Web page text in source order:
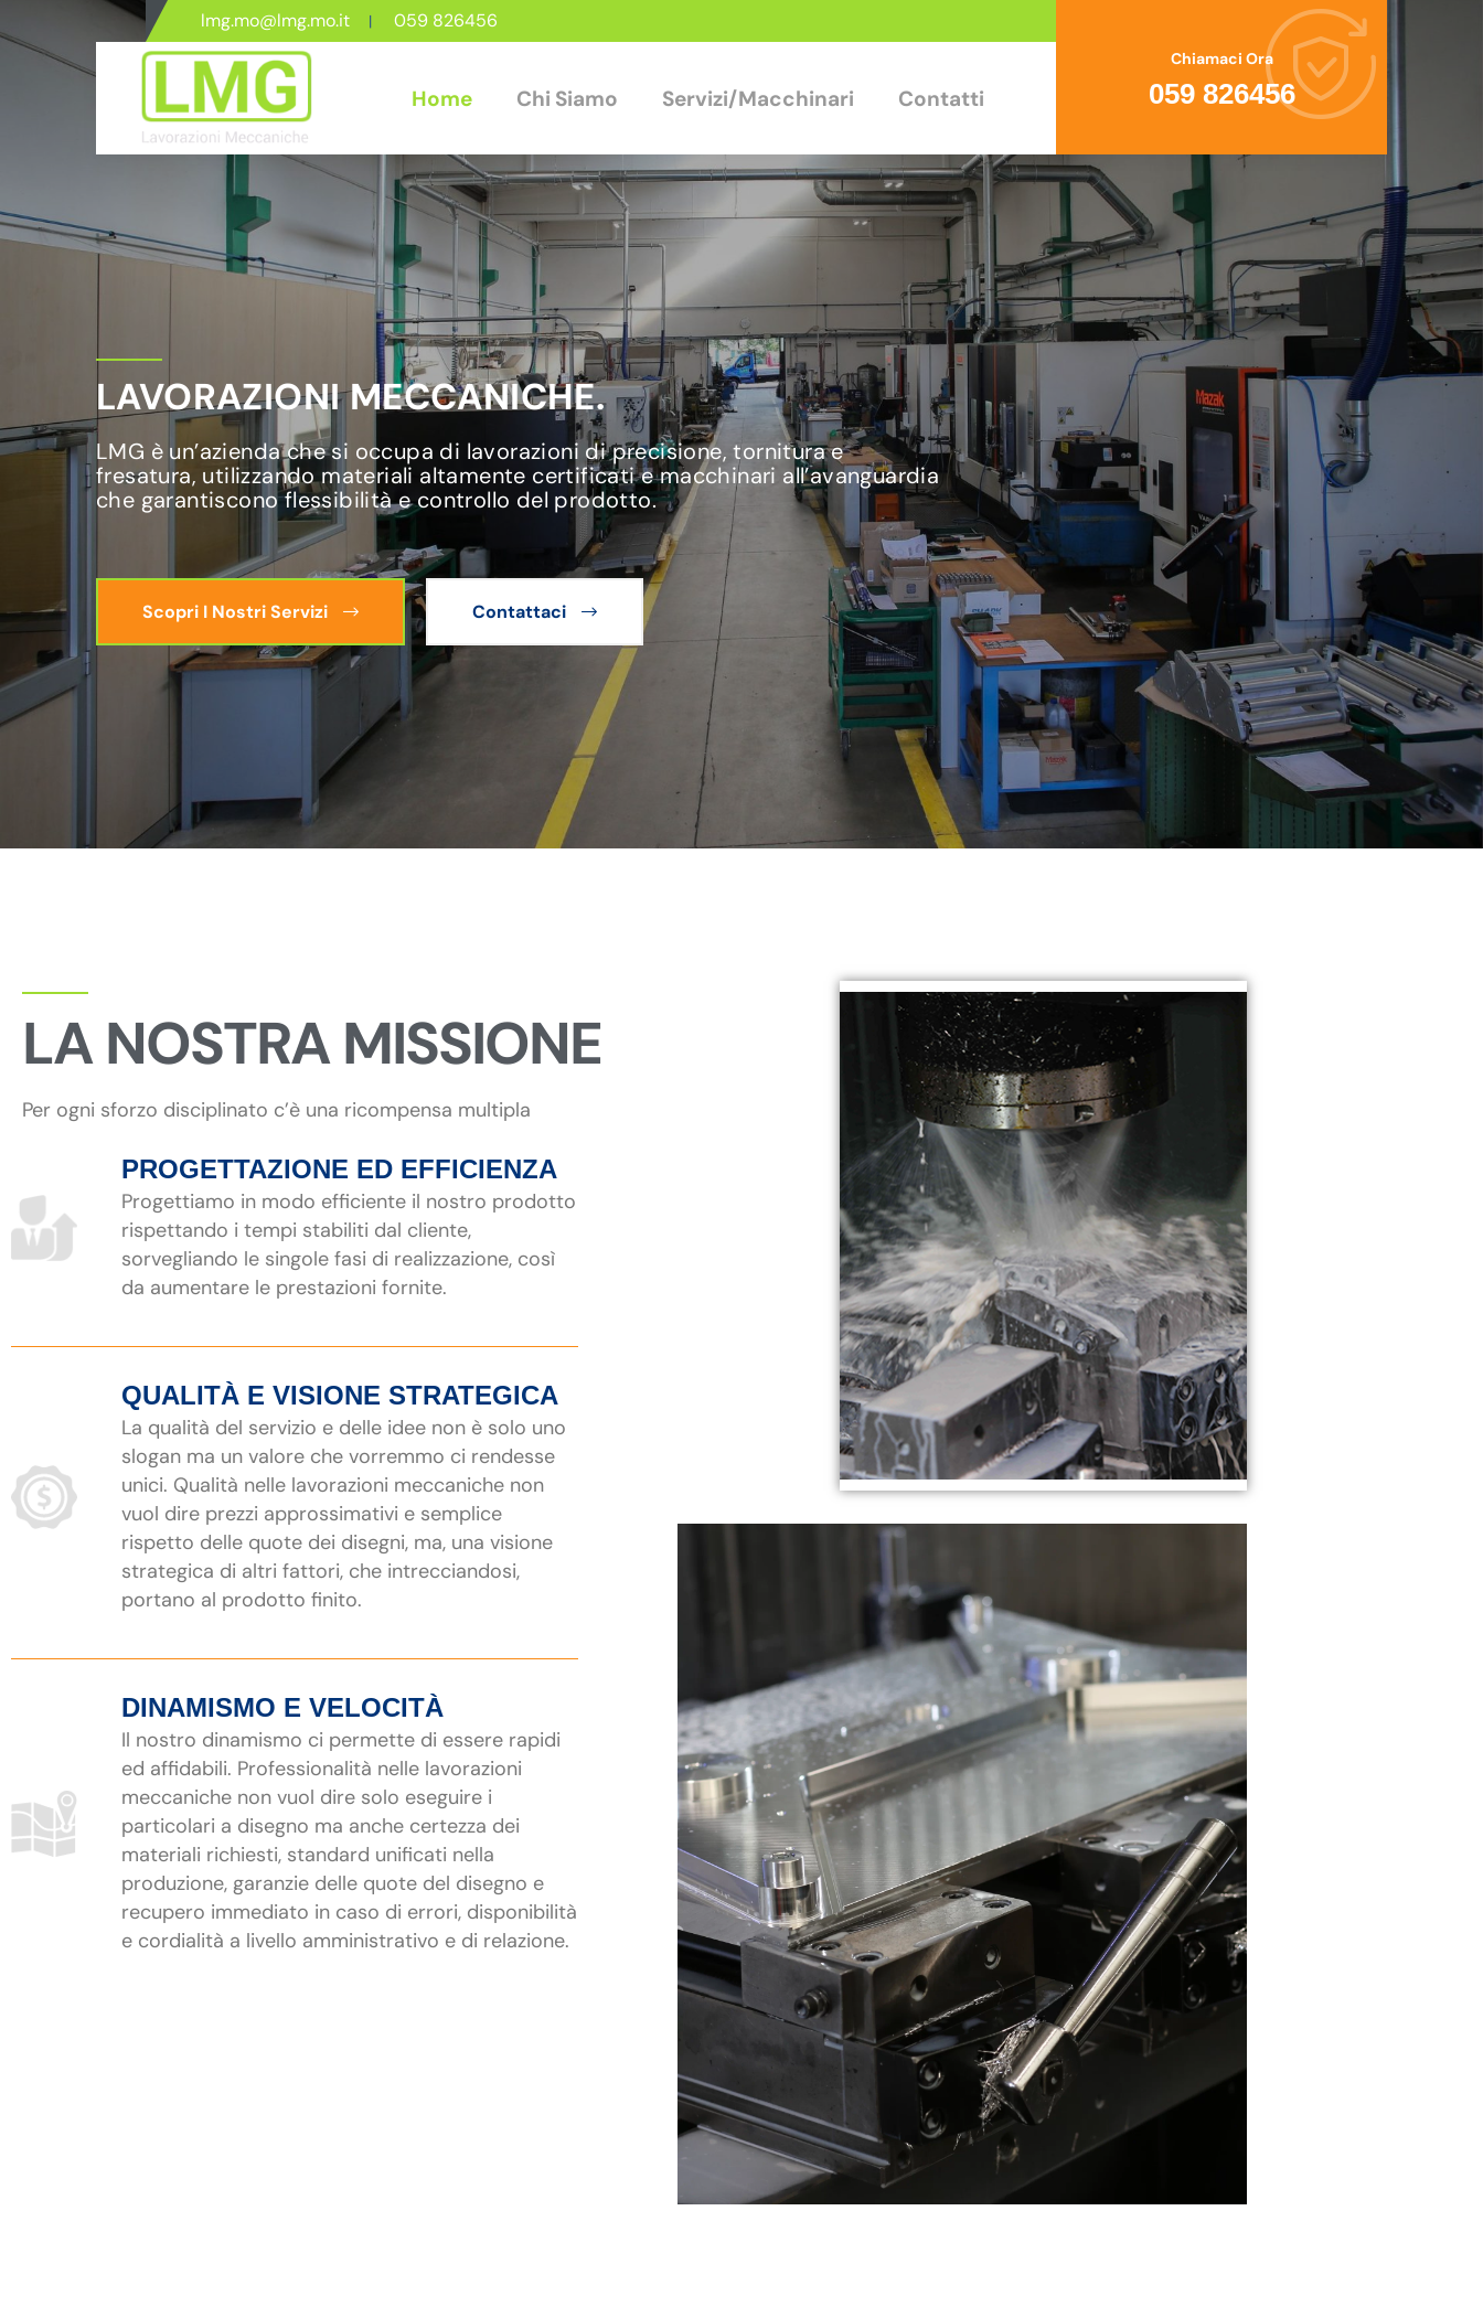
lmg.mo@lmg.mo.it 059 826456
Home Chi Siamo Servizi/Macchinari Contatti
Chiamaci Ora
059 826456
LAVORAZIONI MECCANICHE.
LMG è un’azienda che si occupa di lavorazioni di precisione, tornitura e
fresatura, utilizzando materiali altamente certificati e macchinari all’avanguardia
che garantiscono flessibilità e controllo del prodotto.
Scopri I Nostri Servizi Contattaci
LA NOSTRA MISSIONE
Per ogni sforzo disciplinato c’è una ricompensa multipla
PROGETTAZIONE ED EFFICIENZA
Progettiamo in modo efficiente il nostro prodotto
rispettando i tempi stabiliti dal cliente,
sorvegliando le singole fasi di realizzazione, così
da aumentare le prestazioni fornite.
QUALITÀ E VISIONE STRATEGICA
La qualità del servizio e delle idee non è solo uno
slogan ma un valore che vorremmo ci rendesse
unici. Qualità nelle lavorazioni meccaniche non
vuol dire prezzi approssimativi e semplice
rispetto delle quote dei disegni, ma, una visione
strategica di altri fattori, che intrecciandosi,
portano al prodotto finito.
DINAMISMO E VELOCITÀ
Il nostro dinamismo ci permette di essere rapidi
ed affidabili. Professionalità nelle lavorazioni
meccaniche non vuol dire solo eseguire i
particolari a disegno ma anche certezza dei
materiali richiesti, standard unificati nella
produzione, garanzie delle quote del disegno e
recupero immediato in caso di errori, disponibilità
e cordialità a livello amministrativo e di relazione.